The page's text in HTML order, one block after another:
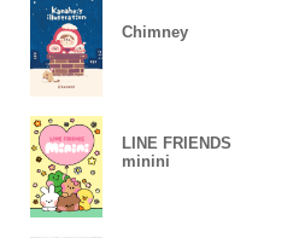
Chimney
LINE FRIENDS
minini